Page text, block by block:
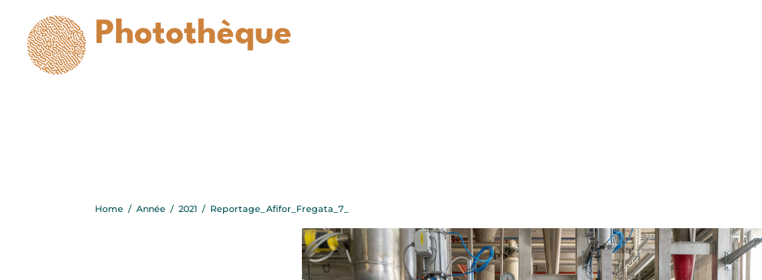
Home / Année / 2021 / Reportage_Afifor_Fregata_7_